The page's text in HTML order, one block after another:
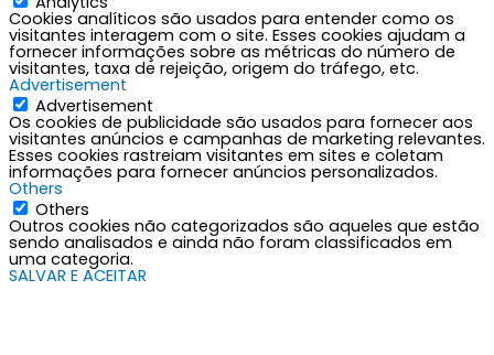
Cookies analíticos são usados para entender como os
visitantes interagem com o site. Esses cookies ajudam a
fornecer informações sobre as métricas do número de
visitantes, taxa de rejeição, origem do tráfego, etc.
Advertisement
Advertisement
Os cookies de publicidade são usados para fornecer aos
visitantes anúncios e campanhas de marketing relevantes.
Esses cookies rastreiam visitantes em sites e coletam
informações para fornecer anúncios personalizados.
Others
Others
Outros cookies não categorizados são aqueles que estão
sendo analisados e ainda não foram classificados em
uma categoria.
SALVAR E ACEITAR